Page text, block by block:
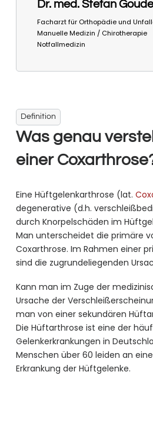
Dr. med. Stefan
Facharzt für Orthopädie und
Manuelle Medizin / Chirotherapie
Notfallmedizin
Definition
Was genau
einer
Eine Hüftgelenkarthrose (lat.
degenerative (d.h.
durch Knorpelschäden im
Man unterscheidet die primäre
Coxarthrose. Im Rahmen einer
sind die zugrundeliegenden
Kann man im Zuge der
Ursache der
man von einer sekundären
Die Hüftarthrose ist eine der
Gelenkerkrankungen in
Menschen über 60 leiden an
Erkrankung der Hüftgelenke.